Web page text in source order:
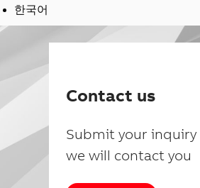
한국어
Contact us
Submit your inquiry
we will contact you